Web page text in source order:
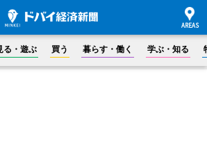
る・遊ぶ 買う 暮らす・働く 学ぶ・知る